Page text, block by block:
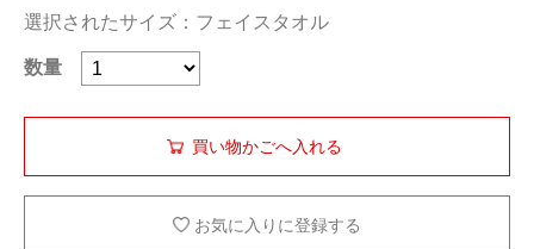
選択されたサイズ：フェイスタオル
数量
お気に入りに登録する